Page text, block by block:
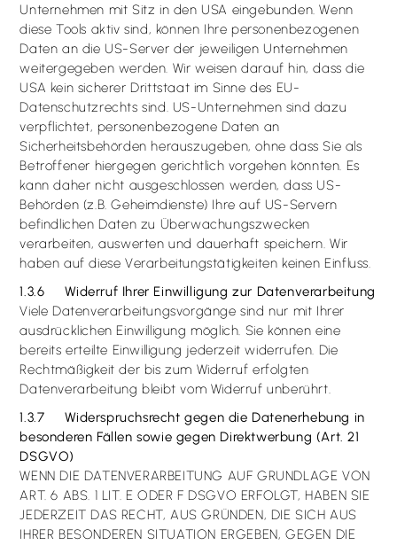
Unternehmen mit Sitz in den USA eingebunden. Wenn
diese Tools aktiv sind, können Ihre personenbezogenen
Daten an die US-Server der jeweiligen Unternehmen
weitergegeben werden. Wir weisen darauf hin, dass die
USA kein sicherer Drittstaat im Sinne des EU-
Datenschutzrechts sind. US-Unternehmen sind dazu
verpflichtet, personenbezogene Daten an
Sicherheitsbehörden herauszugeben, ohne dass Sie als
Betroffener hiergegen gerichtlich vorgehen könnten. Es
kann daher nicht ausgeschlossen werden, dass US-
Behörden (z.B. Geheimdienste) Ihre auf US-Servern
befindlichen Daten zu Überwachungszwecken
verarbeiten, auswerten und dauerhaft speichern. Wir
haben auf diese Verarbeitungstätigkeiten keinen Einfluss.
1.3.6 Widerruf Ihrer Einwilligung zur Datenverarbeitung
Viele Datenverarbeitungsvorgänge sind nur mit Ihrer
ausdrücklichen Einwilligung möglich. Sie können eine
bereits erteilte Einwilligung jederzeit widerrufen. Die
Rechtmäßigkeit der bis zum Widerruf erfolgten
Datenverarbeitung bleibt vom Widerruf unberührt.
1.3.7 Widerspruchsrecht gegen die Datenerhebung in
besonderen Fällen sowie gegen Direktwerbung (Art. 21
DSGVO)
WENN DIE DATENVERARBEITUNG AUF GRUNDLAGE VON
ART. 6 ABS. 1 LIT. E ODER F DSGVO ERFOLGT, HABEN SIE
JEDERZEIT DAS RECHT, AUS GRÜNDEN, DIE SICH AUS
IHRER BESONDEREN SITUATION ERGEBEN, GEGEN DIE